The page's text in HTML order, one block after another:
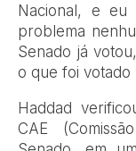
Nacional, e eu
problema
Senado já
o que foi votado
Haddad
CAE